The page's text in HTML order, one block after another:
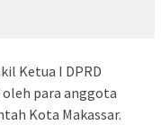
Ketua I DPRD
oleh para anggota
Kota Makassar.